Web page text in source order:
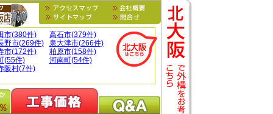
市(380件)
高石市(379件)
野市(269件)
泉大津市(266件)
市(172件)
柏原市(158件)
(55件)
河南町(54件)
阪村(7件)